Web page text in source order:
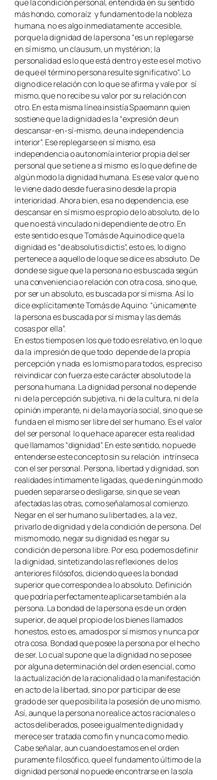
que la condición personal, entendida en su sentido
más hondo, como raíz y fundamento de la nobleza
humana, no es algo inmediatamente accesible,
porque la dignidad de la persona “es un replegarse
en sí mismo, un clausum, un mystérion; la
personalidad es lo que está dentro y este es el motivo
de que el término persona resulte significativo”. Lo
digno dice relación con lo que se afirma y vale por sí
mismo, que no recibe su valor por su relación con
otro. En esta misma línea insistía Spaemann quien
sostiene que la dignidad es la “expresión de un
descansar-en-sí-mismo, de una independencia
interior”. Ese replegarse en sí mismo, esa
independencia o autonomía interior propia del ser
personal que se tiene a sí mismo es lo que define de
algún modo la dignidad humana. Es ese valor que no
le viene dado desde fuera sino desde la propia
interioridad. Ahora bien, esa no dependencia, ese
descansar en sí mismo es propio de lo absoluto, de lo
que no está vinculado ni dependiente de otro. En
este sentido es que Tomás de Aquino dice que la
dignidad es “de absolutis dictis”, esto es, lo digno
pertenece a aquello de lo que se dice es absoluto. De
donde se sigue que la persona no es buscada según
una conveniencia o relación con otra cosa, sino que,
por ser un absoluto, es buscada por sí misma. Así lo
dice explícitamente Tomás de Aquino: “únicamente
la persona es buscada por sí misma y las demás
cosas por ella”.
En estos tiempos en los que todo es relativo, en lo que
da la impresión de que todo depende de la propia
percepción y nada es lo mismo para todos, es preciso
reivindicar con fuerza este carácter absoluto de la
persona humana. La dignidad personal no depende
ni de la percepción subjetiva, ni de la cultura, ni de la
opinión imperante, ni de la mayoría social, sino que se
funda en el mismo ser libre del ser humano. Es el valor
del ser personal lo que hace aparecer esta realidad
que llamamos “dignidad”. En este sentido, no puede
entenderse este concepto sin su relación intrínseca
con el ser personal. Persona, libertad y dignidad, son
realidades íntimamente ligadas, que de ningún modo
pueden separarse o desligarse, sin que se vean
afectadas las otras, como señalamos al comienzo.
Negar en el ser humano su libertad es, a la vez,
privarlo de dignidad y de la condición de persona. Del
mismo modo, negar su dignidad es negar su
condición de persona libre. Por eso, podemos definir
la dignidad, sintetizando las reflexiones de los
anteriores filósofos, diciendo que es la bondad
superior que corresponde a lo absoluto. Definición
que podría perfectamente aplicarse también a la
persona. La bondad de la persona es de un orden
superior, de aquel propio de los bienes llamados
honestos, esto es, amados por sí mismos y nunca por
otra cosa. Bondad que posee la persona por el hecho
de ser. Lo cual supone que la dignidad no se posee
por alguna determinación del orden esencial, como
la actualización de la racionalidad o la manifestación
en acto de la libertad, sino por participar de ese
grado de ser que posibilita la posesión de uno mismo.
Así, aunque la persona no realice actos racionales o
actos deliberados, posee igualmente dignidad y
merece ser tratada como fin y nunca como medio.
Cabe señalar, aun cuando estamos en el orden
puramente filosófico, que el fundamento último de la
dignidad personal no puede encontrarse en la sola